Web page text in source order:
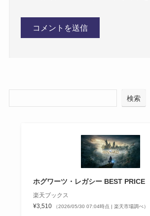
検索
ホグワーツ・レガシー BEST
楽天ブックス
¥3,510
（2026/05/30 07:04時点 | 楽天市場調べ）